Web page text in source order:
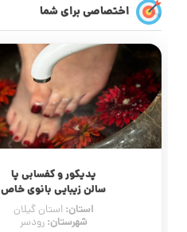
اختصاصی برای شما
پدیکور و کفسابی پا
سالن زیبایی بانوی خاص
استان:استان گیلان
شهرستان:رودسر